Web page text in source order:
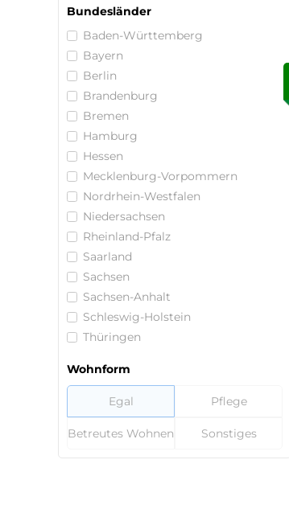
Bundesländer
Baden-Württemberg
Bayern
Berlin
Brandenburg
Bremen
Hamburg
Hessen
Mecklenburg-Vorpommern
Nordrhein-Westfalen
Niedersachsen
Rheinland-Pfalz
Saarland
Sachsen
Sachsen-Anhalt
Schleswig-Holstein
Thüringen
Wohnform
Egal Pflege
Betreutes Wohnen Sonstiges